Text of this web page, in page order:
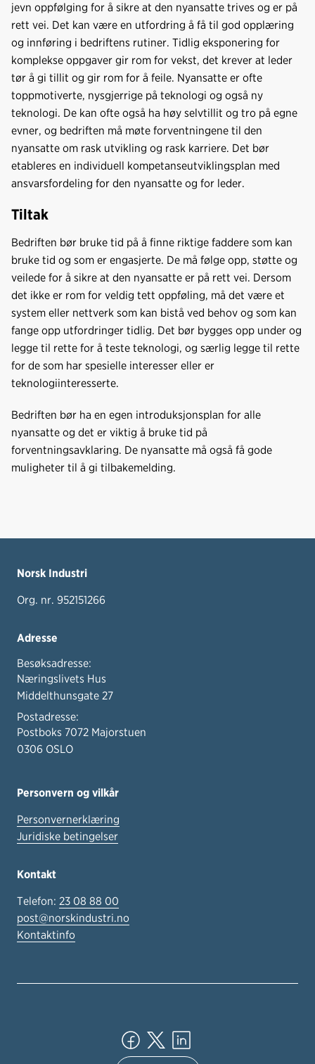
jevn oppfølging for å sikre at den nyansatte trives og er på
rett vei. Det kan være en utfordring å få til god opplæring
og innføring i bedriftens rutiner. Tidlig eksponering for
komplekse oppgaver gir rom for vekst, det krever at leder
tør å gi tillit og gir rom for å feile. Nyansatte er ofte
toppmotiverte, nysgjerrige på teknologi og også ny
teknologi. De kan ofte også ha høy selvtillit og tro på egne
evner, og bedriften må møte forventningene til den
nyansatte om rask utvikling og rask karriere. Det bør
etableres en individuell kompetanseutviklingsplan med
ansvarsfordeling for den nyansatte og for leder.
Tiltak
Bedriften bør bruke tid på å finne riktige faddere som kan
bruke tid og som er engasjerte. De må følge opp, støtte og
veilede for å sikre at den nyansatte er på rett vei. Dersom
det ikke er rom for veldig tett oppføling, må det være et
system eller nettverk som kan bistå ved behov og som kan
fange opp utfordringer tidlig. Det bør bygges opp under og
legge til rette for å teste teknologi, og særlig legge til rette
for de som har spesielle interesser eller er
teknologiinteresserte.
Bedriften bør ha en egen introduksjonsplan for alle
nyansatte og det er viktig å bruke tid på
forventningsavklaring. De nyansatte må også få gode
muligheter til å gi tilbakemelding.
Norsk Industri
Org. nr. 952151266
Adresse
Besøksadresse:
Næringslivets Hus
Middelthunsgate 27
Postadresse:
Postboks 7072 Majorstuen
0306 OSLO
Personvern og vilkår
Personvernerklæring
Juridiske betingelser
Kontakt
Telefon: 23 08 88 00
post@norskindustri.no
Kontaktinfo